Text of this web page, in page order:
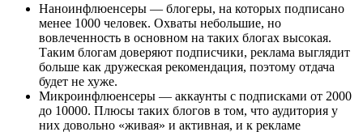
Наноинфлюенсеры — блогеры, на которых подписано
менее 1000 человек. Охваты небольшие, но
вовлеченность в основном на таких блогах высокая.
Таким блогам доверяют подписчики, реклама выглядит
больше как дружеская рекомендация, поэтому отдача
будет не хуже.
Микроинфлюенсеры — аккаунты с подписками от 2000
до 10000. Плюсы таких блогов в том, что аудитория у
них довольно «живая» и активная, и к рекламе